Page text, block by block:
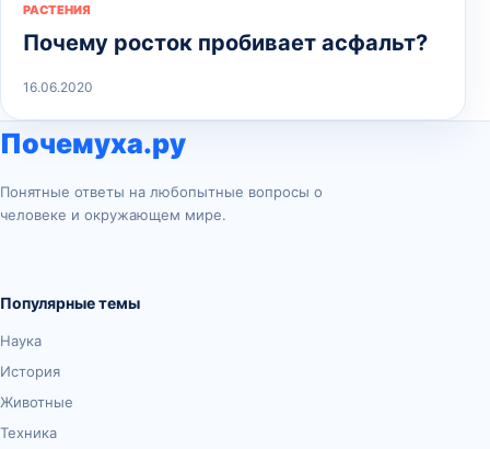
РАСТЕНИЯ
Почему росток пробивает асфальт?
16.06.2020
Почемуха.ру
Понятные ответы на любопытные вопросы о
человеке и окружающем мире.
Популярные темы
Наука
История
Животные
Техника